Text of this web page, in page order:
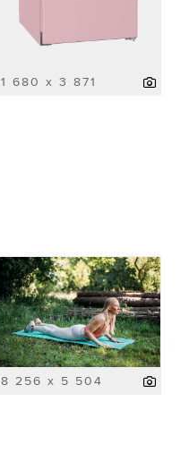
1 680 x 3 871
8 256 x 5 504